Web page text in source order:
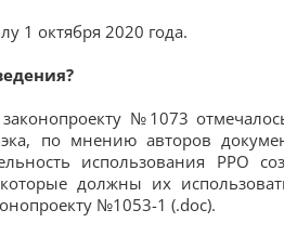
1 октября 2020 года.
№1073
по мнению авторов
использования РРО
которые должны их
№1053-1 (.doc).